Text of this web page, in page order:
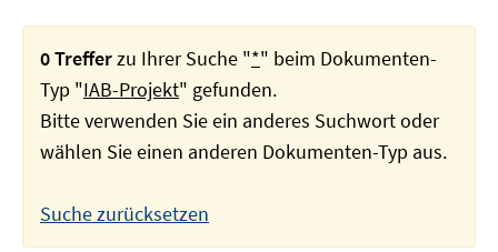
0 Trefferzu Ihrer Suche "*" beim Dokumenten-
Typ "IAB-Projekt" gefunden.
Bitte verwenden Sie ein anderes Suchwort oder
wählen Sie einen anderen Dokumenten-Typ aus.
Suche zurücksetzen